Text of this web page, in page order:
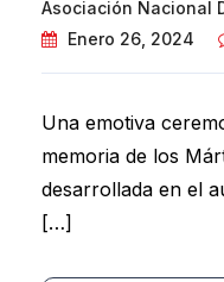
Asociación Nacional
Enero 26, 2024
Una emotiva
memoria de los
desarrollada en el
[…]